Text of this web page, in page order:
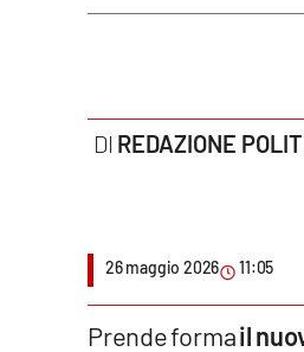
Good Morning Vietnam
Leggendo Alvaro insieme
Venti di comunicazione
REDAZIONE
26 maggio 2026 11:05
Prende formail